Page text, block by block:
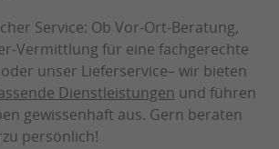
Service: Ob Vor-Ort-Beratung,
Vermittlung für eine fachgerechte
unser Lieferservice– wir bieten
Dienstleistungen und führen
gewissenhaft aus. Gern beraten
persönlich!